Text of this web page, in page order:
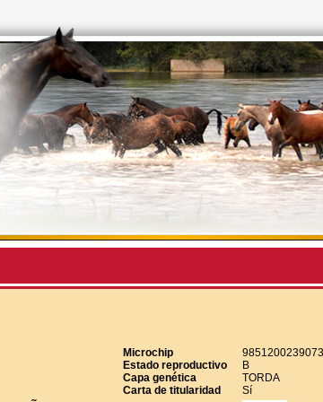
Microchip
Estado reproductivo
B
Capa genética
TORDA
Carta de titularidad Sí